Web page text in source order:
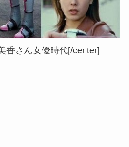
香さん女優時代[/center]